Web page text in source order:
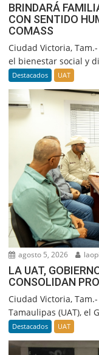
BRINDARÁ
CON SENTIDO
COMASS
Ciudad Victoria,
el bienestar social y
Destacados UAT
agosto 5, 2026
LA UAT,
CONSOLIDAN
Ciudad Victoria,
Tamaulipas (UAT), el
Destacados UAT